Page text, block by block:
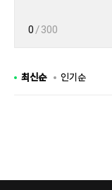
0 / 300
최신순 인기순